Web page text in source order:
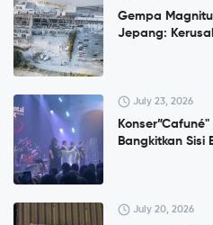
Gempa
Jepang:
July 23, 2026
Bangkitkan Sisi
July 20, 2026